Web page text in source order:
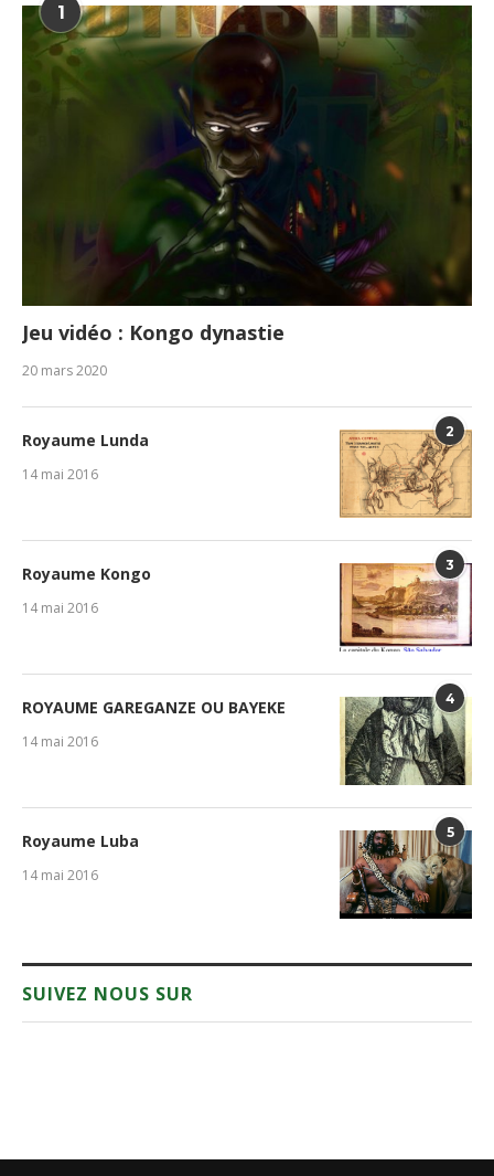
1
Jeu vidéo : Kongo dynastie
20 mars 2020
2
Royaume Lunda
14 mai 2016
3
Royaume Kongo
14 mai 2016
4
ROYAUME GAREGANZE OU BAYEKE
14 mai 2016
5
Royaume Luba
14 mai 2016
SUIVEZ NOUS SUR